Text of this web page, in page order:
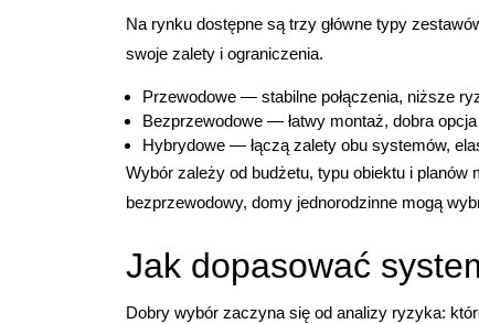
Na rynku dostępne są trzy główne typy
swoje zalety i ograniczenia.
Przewodowe — stabilne połączenia, niższe
Bezprzewodowe — łatwy montaż, dobra
Hybrydowe — łączą zalety obu systemów,
Wybór zależy od budżetu, typu obiektu i
bezprzewodowy, domy jednorodzinne mogą
Jak dopasować
Dobry wybór zaczyna się od analizy ryzyka: